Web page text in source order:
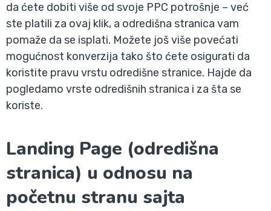
da ćete dobiti više od svoje PPC potrošnje – već
ste platili za ovaj klik, a odredišna stranica vam
pomaže da se isplati. Možete još više povećati
mogućnost konverzija tako što ćete osigurati da
koristite pravu vrstu odredišne stranice. Hajde da
pogledamo vrste odredišnih stranica i za šta se
koriste.
Landing Page (odredišna
stranica) u odnosu na
početnu stranu sajta